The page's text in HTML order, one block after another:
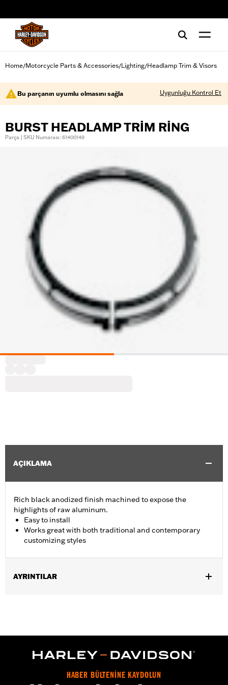
Home/Motorcycle Parts & Accessories/Lighting/Headlamp Trim & Visors
Bu parçanın uyumlu olmasını sağla Uygunluğu Kontrol Et
BURST HEADLAMP TRIM RING
Parça | SKU Numarası: 61400149
AÇIKLAMA
Rich black anodized finish machined to expose the
highlights of raw aluminum.
Easy to install
Works great with both traditional and contemporary
customizing styles
AYRINTILAR
Collection: Burst
Trim ring only
HABER BÜLTENİNE KAYDOLUN